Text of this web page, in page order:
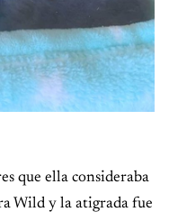
que ella consideraba
Wild y la atigrada fue